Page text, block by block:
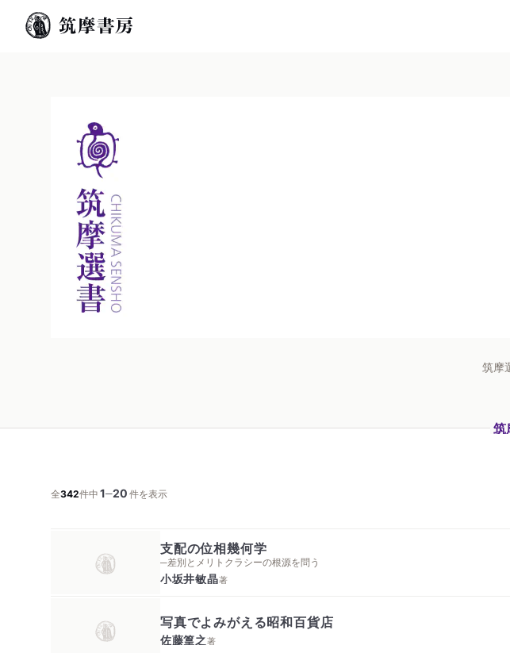
筑摩
筑
全342件中1─20件を表示
支配の位相幾何学
─差別とメリトクラシーの根源を問う
小坂井敏晶著
写真でよみがえる昭和百貨店
佐藤篁之著